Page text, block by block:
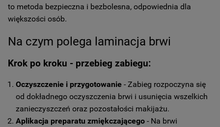
to metoda bezpieczna i bezbolesna, odpowiednia dla
większości osób.
Na czym polega laminacja brwi
Krok po kroku - przebieg zabiegu:
Oczyszczenie i przygotowanie - Zabieg rozpoczyna się
od dokładnego oczyszczenia brwi i usunięcia wszelkich
zanieczyszczeń oraz pozostałości makijażu.
Aplikacja preparatu zmiękczającego - Na brwi